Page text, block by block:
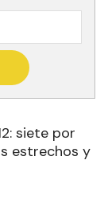
siete por
estrechos y